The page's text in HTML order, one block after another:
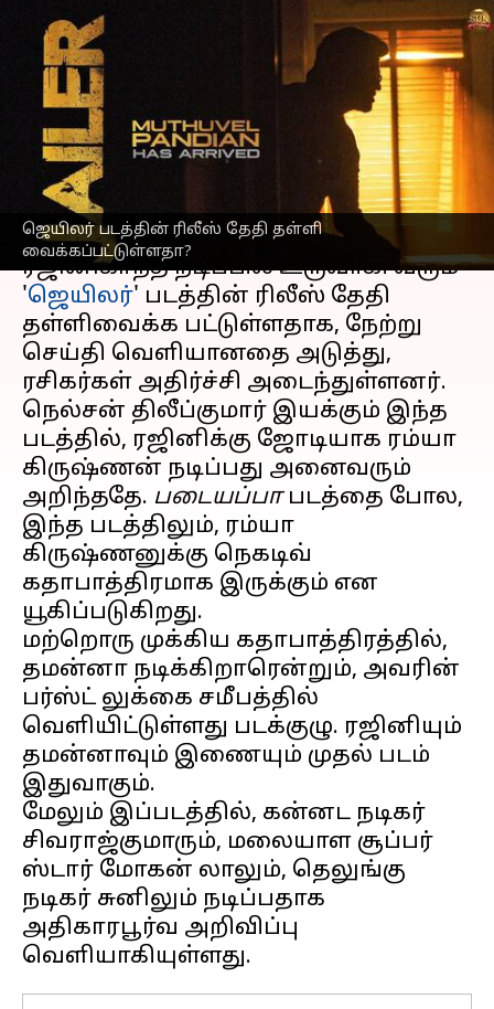
ஜெயிலர் படத்தின் ரிலீஸ் தேதி தள்ளி
வைக்கப்பட்டுள்ளதா?
ரஜினிகாந்தின் 'ஜெயிலர்'
படத்தின் ரிலீஸ் தேதி
தள்ளிவைப்பு; ரசிகர்கள்
அதிர்ச்சி
எழுதியவர் Venkatalakshmi V Jan 23, 2023 11:35 am
செய்தி முன்னோட்டம்
ரஜினிகாந்த் நடிப்பில் உருவாகி வரும்
'ஜெயிலர்' படத்தின் ரிலீஸ் தேதி
தள்ளிவைக்க பட்டுள்ளதாக, நேற்று
செய்தி வெளியானதை அடுத்து,
ரசிகர்கள் அதிர்ச்சி அடைந்துள்ளனர்.
நெல்சன் திலீப்குமார் இயக்கும் இந்த
படத்தில், ரஜினிக்கு ஜோடியாக ரம்யா
கிருஷ்ணன் நடிப்பது அனைவரும்
அறிந்ததே. படையப்பாபடத்தை போல,
இந்த படத்திலும், ரம்யா
கிருஷ்ணனுக்கு நெகடிவ்
கதாபாத்திரமாக இருக்கும் என
யூகிப்படுகிறது.
மற்றொரு முக்கிய கதாபாத்திரத்தில்,
தமன்னா நடிக்கிறாரென்றும், அவரின்
பர்ஸ்ட் லுக்கை சமீபத்தில்
வெளியிட்டுள்ளது படக்குழு. ரஜினியும்
தமன்னாவும் இணையும் முதல் படம்
இதுவாகும்.
மேலும் இப்படத்தில், கன்னட நடிகர்
சிவராஜ்குமாரும், மலையாள சூப்பர்
ஸ்டார் மோகன் லாலும், தெலுங்கு
நடிகர் சுனிலும் நடிப்பதாக
அதிகாரபூர்வ அறிவிப்பு